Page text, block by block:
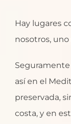
Hay lugares
nosotros, uno
así en el
preservada,
costa, y en